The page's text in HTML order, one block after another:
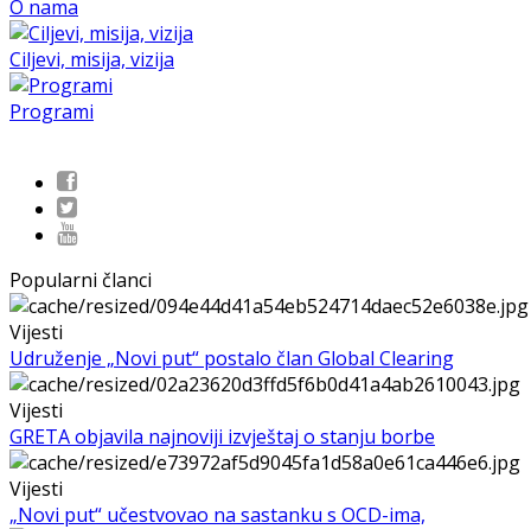
O nama
Ciljevi, misija, vizija
Programi
Popularni članci
Vijesti
Udruženje „Novi put“ postalo član Global Clearing
Vijesti
GRETA objavila najnoviji izvještaj o stanju borbe
Vijesti
„Novi put“ učestvovao na sastanku s OCD-ima,